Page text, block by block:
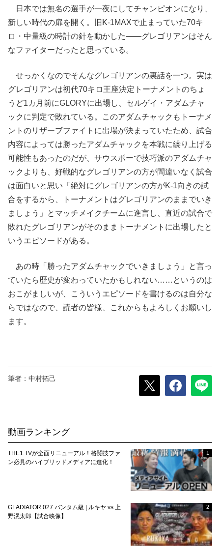
日本では無名の選手が一夜にしてチャンピオンになり、
新しい時代の扉を開く。旧K-1MAXで止まっていた70キ
ロ・中量級の時計の針を動かした――グレゴリアンはそん
なファイターだったと思っている。
せっかくなのでそんなグレゴリアンの裏話を一つ。実は
グレゴリアンは初代70キロ王座決定トーナメントのちょ
うど1カ月前にGLORYに出場し、セルゲイ・アダムチャ
ックに判定で敗れている。このアダムチャックもトーナメ
ントのリザーブファイトに出場が決まっていたため、試合
内容によっては勝ったアダムチャックを本戦に繰り上げる
可能性もあったのだが、サウスポーで技巧派のアダムチャ
ックよりも、好戦的なグレゴリアンの方が間違いなく試合
は面白いと思い「絶対にグレゴリアンの方がK-1向きの試
合をするから、トーナメントはグレゴリアンのままでいき
ましょう」とマッチメイクチームに進言し、直近の試合で
敗れたグレゴリアンがそのままトーナメントに出場したと
いうエピソードがある。
あの時「勝ったアダムチャックでいきましょう」と言っ
ていたら歴史が変わっていたかもしれない……というのは
おこがましいが、こういうエピソードを書けるのは自分な
らではなので、読者の皆様、これからもよろしくお願いし
ます。
筆者：中村拓己
動画ランキング
THE1.TVが全面リニューアル！格闘技ファ
ン必見のハイブリッドメディアに進化！
1
GLADIATOR 027 バンタム級 | ルキヤ vs 上
野滉太郎【試合映像】
2